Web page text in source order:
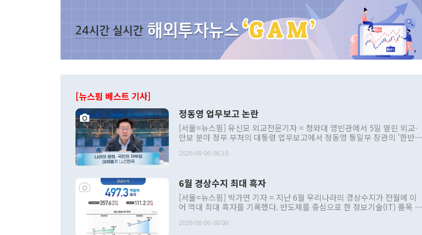
[뉴스핌 베스트 기사]
정동영 업무보고 논란
[서울=뉴스핌] 유신모 외교전문기자 = 청와대 영빈관에서 5일 열린 외교·
안보 분야 정부 부처의 대통령 업무보고에서 정동영 통일부 장관의 '한반도
발언 중에는 정부 내 조율을 거치지 않은 사안을 정책으로 추진하겠다고 공
주의적 희망에 근거한 비현실적 구상'이라는 비판을 내놨다. 그동안 정 장
관의 대북 정책 관련 발언이 물의를 빚은 적은 여러 번 있지만 대통령과 유
관 부처 장관이 공개적으로 부정적 입장을 표명한 것은 이례적이다. 정 장
관의 무리한 대북 접근법과 월권을 제어해야 한다는 목소리도 높아지고 있
다. [정동영 통일부 장관이 지난달 23일 오후 서울 종로구 정부서울청사에
2026-08-06 06:10
6월 경상수지 최대 흑자
[서울=뉴스핌] 박가연 기자 = 지난 6월 우리나라의 경상수지가 전월에 이
어 역대 최대 흑자를 기록했다. 반도체를 중심으로 한 정보기술(IT) 품목 수
료=한국은행] 한국은행이 6일 발표한 '2026년 6월 국제수지(잠정)'에 따르
2026-08-06 08:00